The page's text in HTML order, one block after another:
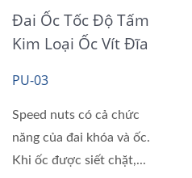
Đai Ốc Tốc Độ Tấm
Kim Loại Ốc Vít Đĩa
PU-03
Speed nuts có cả chức
năng của đai khóa và ốc.
Khi ốc được siết chặt,...